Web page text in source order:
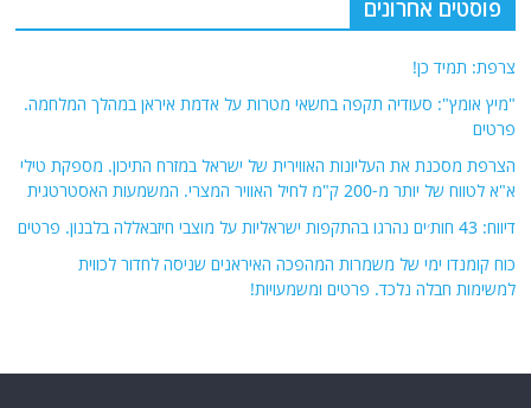
פוסטים אחרונים
צרפת: תמיד כן!
"מיץ אומץ": סעודיה תקפה בחשאי מטרות על אדמת איראן במהלך המלחמה.
פרטים
הצרפת מסכנת את העליונות האווירית של ישראל במזרח התיכון. מספקת טילי
א"א לטווח של יותר מ-200 ק"מ לחיל האוויר המצרי. המשמעות האסטרטגית
דיווח: 43 חות׳ים נהרגו בהתקפות ישראליות על מוצבי חיזבאללה בלבנון. פרטים
כוח קומנדו ימי של משמרות המהפכה האיראנים שניסה לחדור לכווית
למשימות חבלה נלכד. פרטים ומשמעויות!